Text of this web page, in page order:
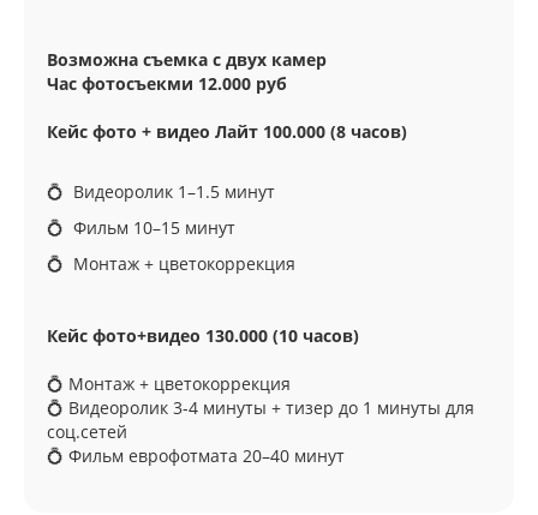
Возможна съемка с двух камер
Час фотосъекми 12.000 руб
Кейс фото + видео Лайт 100.000 (8 часов)
💍 Видеоролик 1–1.5 минут
💍 Фильм 10–15 минут
💍 Монтаж + цветокоррекция
Кейс фото+видео 130.000 (10 часов)
💍 Монтаж + цветокоррекция
💍 Видеоролик 3-4 минуты + тизер до 1 минуты для
соц.сетей
💍 Фильм еврофотмата 20–40 минут